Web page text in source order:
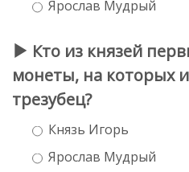
Ярослав Мудрый
Кто из князей
монеты, на которых
трезубец?
Князь Игорь
Ярослав Мудрый